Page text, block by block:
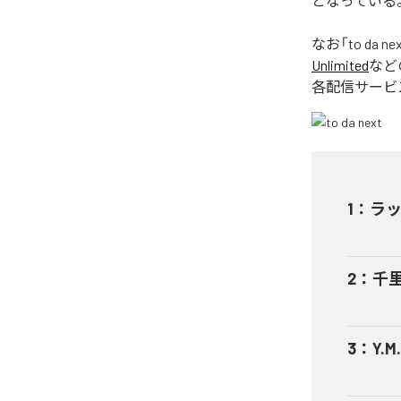
なお「to da
Unlimitedな
各配信サービ
1 ： ラ
2 ： 千
3 ：